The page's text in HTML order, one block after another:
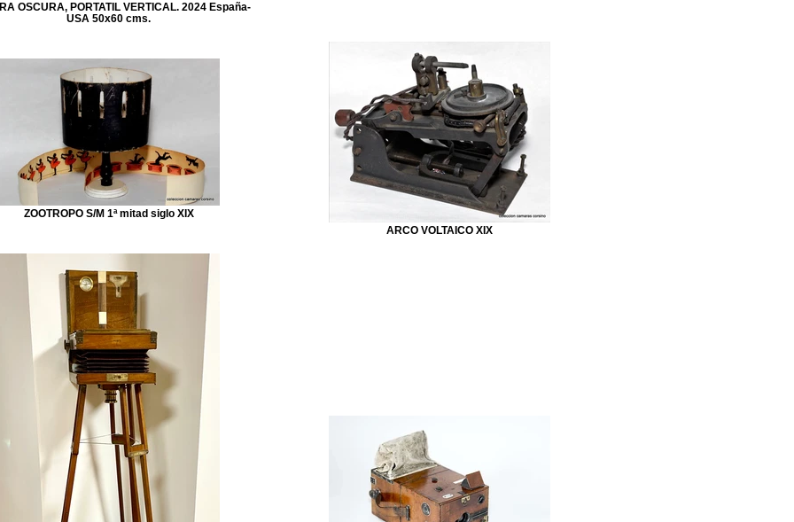
OSCURA, PORTATIL VERTICAL. 2024 España-
USA 50x60 cms.
ZOOTROPO S/M 1ª mitad siglo XIX
ARCO VOLTAICO XIX